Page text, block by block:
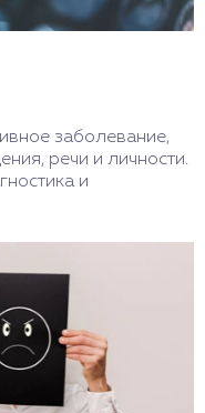
заболевание,
речи и личности.
и